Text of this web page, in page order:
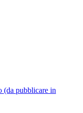
(da pubblicare in